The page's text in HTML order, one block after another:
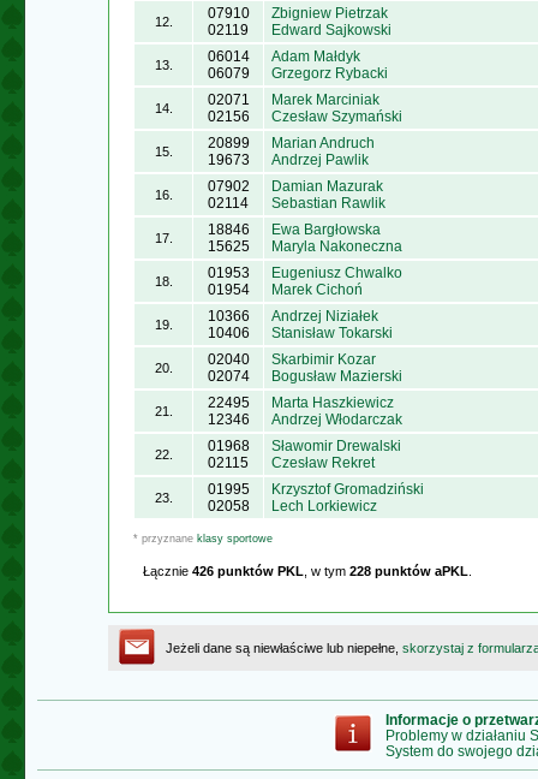
12.
07910
02119
Zbigniew Pietrzak
Edward Sajkowski
13.
06014
06079
Adam Małdyk
Grzegorz Rybacki
14.
02071
02156
Marek Marciniak
Czesław Szymański
15.
20899
19673
Marian Andruch
Andrzej Pawlik
16.
07902
02114
Damian Mazurak
Sebastian Rawlik
17.
18846
15625
Ewa Bargłowska
Maryla Nakoneczna
18.
01953
01954
Eugeniusz Chwalko
Marek Cichoń
19.
10366
10406
Andrzej Niziałek
Stanisław Tokarski
20.
02040
02074
Skarbimir Kozar
Bogusław Mazierski
21.
22495
12346
Marta Haszkiewicz
Andrzej Włodarczak
22.
01968
02115
Sławomir Drewalski
Czesław Rekret
23.
01995
02058
Krzysztof Gromadziński
Lech Lorkiewicz
* przyznane klasy sportowe
Łącznie 426 punktów PKL , w tym 228 punktów aPKL
Jeżeli dane są niewłaściwe lub niepełne, skorzystaj z
Informacje o
Problemy w działaniu
System do swojego